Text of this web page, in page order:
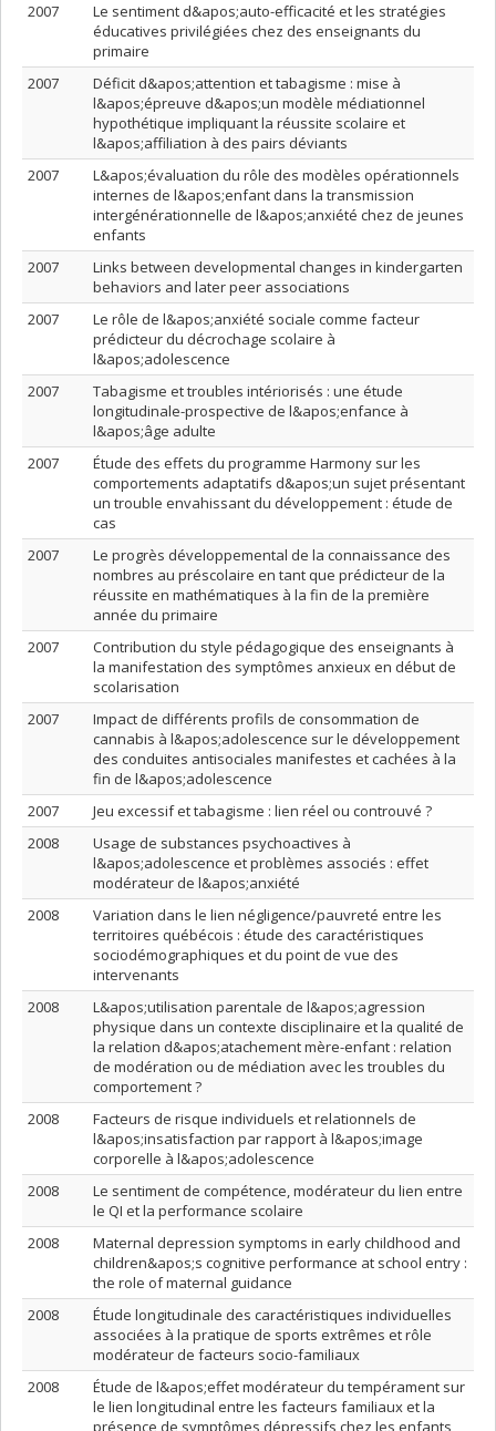
2007
Le sentiment d&apos;auto-efficacité et les stratégies
éducatives privilégiées chez des enseignants du
primaire
2007
Déficit d&apos;attention et tabagisme : mise à
l&apos;épreuve d&apos;un modèle médiationnel
hypothétique impliquant la réussite scolaire et
l&apos;affiliation à des pairs déviants
2007
L&apos;évaluation du rôle des modèles opérationnels
internes de l&apos;enfant dans la transmission
intergénérationnelle de l&apos;anxiété chez de jeunes
enfants
2007
Links between developmental changes in kindergarten
behaviors and later peer associations
2007
Le rôle de l&apos;anxiété sociale comme facteur
prédicteur du décrochage scolaire à
l&apos;adolescence
2007
Tabagisme et troubles intériorisés : une étude
longitudinale-prospective de l&apos;enfance à
l&apos;âge adulte
2007
Étude des effets du programme Harmony sur les
comportements adaptatifs d&apos;un sujet présentant
un trouble envahissant du développement : étude de
cas
2007
Le progrès développemental de la connaissance des
nombres au préscolaire en tant que prédicteur de la
réussite en mathématiques à la fin de la première
année du primaire
2007
Contribution du style pédagogique des enseignants à
la manifestation des symptômes anxieux en début de
scolarisation
2007
Impact de différents profils de consommation de
cannabis à l&apos;adolescence sur le développement
des conduites antisociales manifestes et cachées à la
fin de l&apos;adolescence
2007
Jeu excessif et tabagisme : lien réel ou controuvé ?
2008
Usage de substances psychoactives à
l&apos;adolescence et problèmes associés : effet
modérateur de l&apos;anxiété
2008
Variation dans le lien négligence/pauvreté entre les
territoires québécois : étude des caractéristiques
sociodémographiques et du point de vue des
intervenants
2008
L&apos;utilisation parentale de l&apos;agression
physique dans un contexte disciplinaire et la qualité de
la relation d&apos;atachement mère-enfant : relation
de modération ou de médiation avec les troubles du
comportement ?
2008
Facteurs de risque individuels et relationnels de
l&apos;insatisfaction par rapport à l&apos;image
corporelle à l&apos;adolescence
2008
Le sentiment de compétence, modérateur du lien entre
le QI et la performance scolaire
2008
Maternal depression symptoms in early childhood and
children&apos;s cognitive performance at school entry :
the role of maternal guidance
2008
Étude longitudinale des caractéristiques individuelles
associées à la pratique de sports extrêmes et rôle
modérateur de facteurs socio-familiaux
2008
Étude de l&apos;effet modérateur du tempérament sur
le lien longitudinal entre les facteurs familiaux et la
présence de symptômes dépressifs chez les enfants